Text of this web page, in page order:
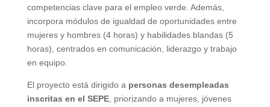
competencias clave para el empleo verde. Además,
incorpora módulos de igualdad de oportunidades entre
mujeres y hombres (4 horas) y habilidades blandas (5
horas), centrados en comunicación, liderazgo y trabajo
en equipo.
El proyecto está dirigido a personas desempleadas
inscritas en el SEPE, priorizando a mujeres, jóvenes